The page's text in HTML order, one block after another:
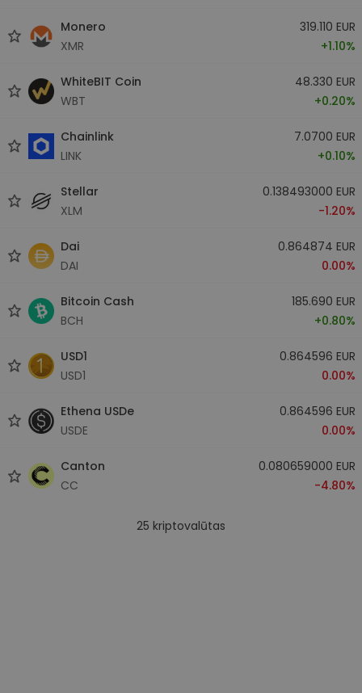
Monero
XMR
319.110 EUR
+1.10%
WhiteBIT Coin
WBT
48.330 EUR
+0.20%
Chainlink
LINK
7.0700 EUR
+0.10%
Stellar
XLM
0.138493000 EUR
-1.20%
Dai
DAI
0.864874 EUR
0.00%
Bitcoin Cash
BCH
185.690 EUR
+0.80%
USD1
USD1
0.864596 EUR
0.00%
Ethena USDe
USDE
0.864596 EUR
0.00%
Canton
CC
0.080659000 EUR
-4.80%
25 kriptovalūtas